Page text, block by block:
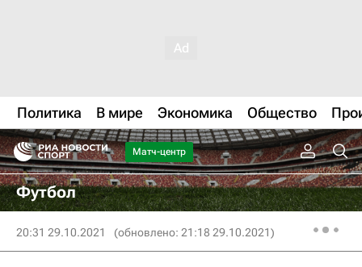
Политика В мире Экономика Общество
Матч-центр
Футбол
20:31 29.10.2021 (обновлено: 21:18 29.10.2021)